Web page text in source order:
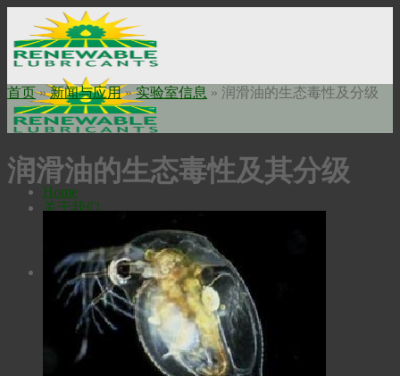
content
Home
关于我们
公司历史
瑞安勃安全科技
工业油品
高温润滑油
Bio-Extreme高温润滑油
Bio-SynXtra高温链条润滑油
液压油
Bio-Ultimax1000液压油
Bio-Ultimax 2000液压油
首页»新闻与应用»实验室信息 » 润滑油的生态毒性及分级
润滑油的生态毒性及其分级